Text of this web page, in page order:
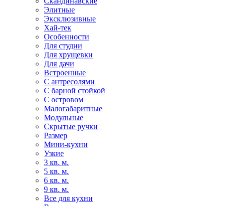
Элитные
Эксклюзивные
Хай-тек
Особенности
Для студии
Для хрущевки
Для дачи
Встроенные
С антресолями
С барной стойкой
С островом
Малогабаритные
Модульные
Скрытые ручки
Размер
Мини-кухни
Узкие
3 кв. м.
5 кв. м.
6 кв. м.
9 кв. м.
Все для кухни